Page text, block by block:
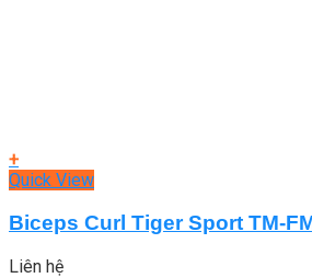
+
Quick View
Biceps Curl Tiger Sport TM-
Liên hệ